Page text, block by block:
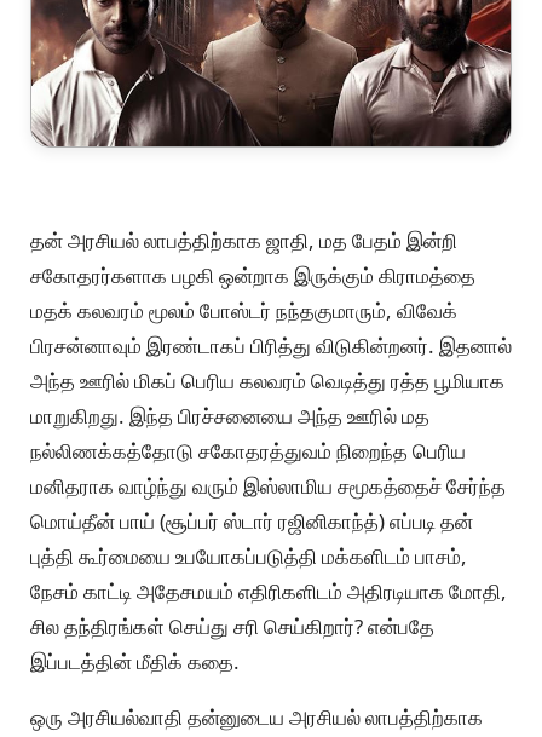
தன் அரசியல் லாபத்திற்காக ஜாதி, மத பேதம் இன்றி
சகோதரர்களாக பழகி ஒன்றாக இருக்கும் கிராமத்தை
மதக் கலவரம் மூலம் போஸ்டர் நந்தகுமாரும், விவேக்
பிரசன்னாவும் இரண்டாகப் பிரித்து விடுகின்றனர். இதனால்
அந்த ஊரில் மிகப் பெரிய கலவரம் வெடித்து ரத்த பூமியாக
மாறுகிறது. இந்த பிரச்சனையை அந்த ஊரில் மத
நல்லிணக்கத்தோடு சகோதரத்துவம் நிறைந்த பெரிய
மனிதராக வாழ்ந்து வரும் இஸ்லாமிய சமூகத்தைச் சேர்ந்த
மொய்தீன் பாய் (சூப்பர் ஸ்டார் ரஜினிகாந்த்) எப்படி தன்
புத்தி கூர்மையை உபயோகப்படுத்தி மக்களிடம் பாசம்,
நேசம் காட்டி அதேசமயம் எதிரிகளிடம் அதிரடியாக மோதி,
சில தந்திரங்கள் செய்து சரி செய்கிறார்? என்பதே
இப்படத்தின் மீதிக் கதை.
ஒரு அரசியல்வாதி தன்னுடைய அரசியல் லாபத்திற்காக